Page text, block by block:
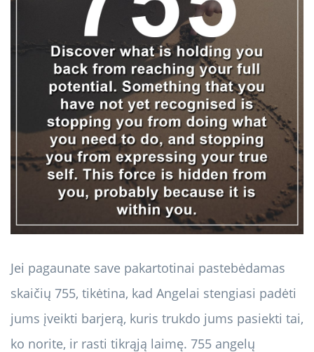
Jei pagaunate save pakartotinai pastebėdamas
skaičių 755, tikėtina, kad Angelai stengiasi padėti
jums įveikti barjerą, kuris trukdo jums pasiekti tai,
ko norite, ir rasti tikrąją laimę. 755 angelų